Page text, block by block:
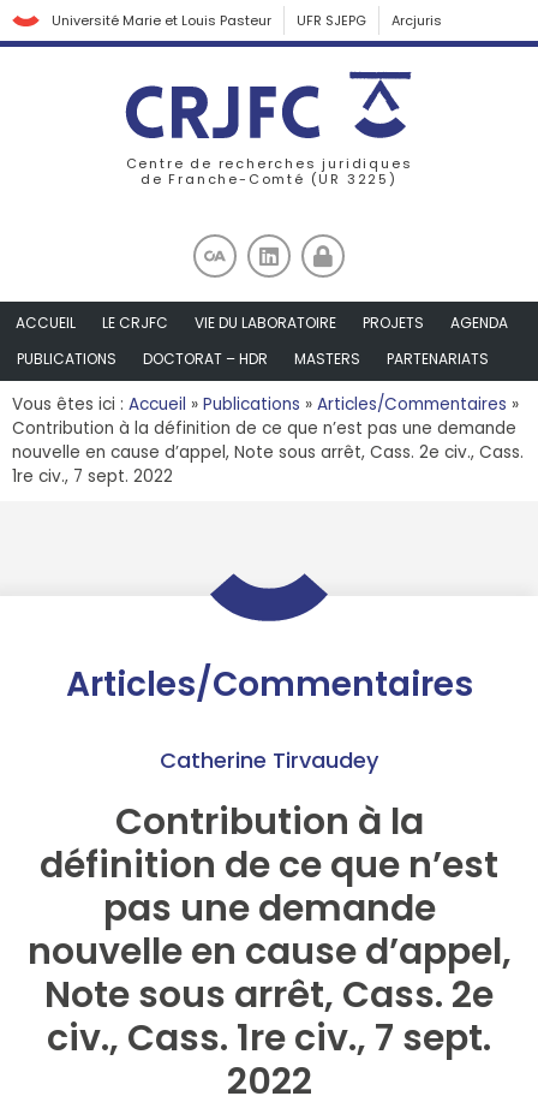
Université Marie et Louis Pasteur UFR SJEPG Arcjuris
Centre de recherches juridiques
de Franche-Comté (UR 3225)
ACCUEIL LE CRJFC VIE DU LABORATOIRE PROJETS
AGENDA
PUBLICATIONS
DOCTORAT – HDR MASTERS PARTENARIATS
Vous êtes ici : Accueil » Publications » Articles/Commentaires »
Contribution à la définition de ce que n’est pas une demande
nouvelle en cause d’appel, Note sous arrêt, Cass. 2e civ., Cass.
1re civ., 7 sept. 2022
Articles/Commentaires
Catherine Tirvaudey
Contribution à la
définition de ce que n’est
pas une demande
nouvelle en cause d’appel,
Note sous arrêt, Cass. 2e
civ., Cass. 1re civ., 7 sept.
2022